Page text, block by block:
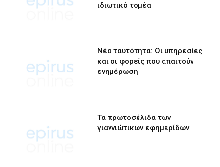
ιδιωτικό τομέα
Νέα ταυτότητα: Οι υπηρεσίες
και οι φορείς που απαιτούν
ενημέρωση
Τα πρωτοσέλιδα των
γιαννιώτικων εφημερίδων